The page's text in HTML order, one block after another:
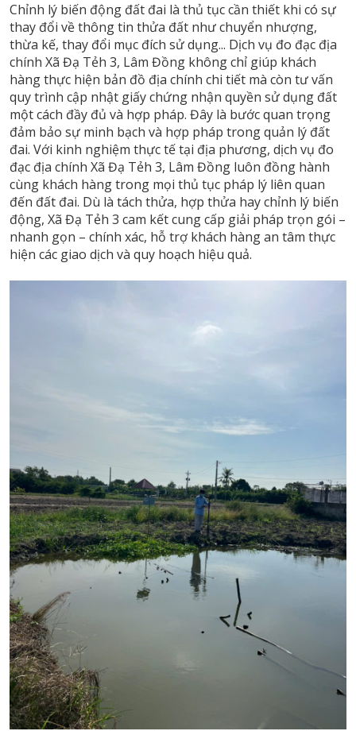
Chỉnh lý biến động đất đai là thủ tục cần thiết khi có sự
thay đổi về thông tin thửa đất như chuyển nhượng,
thừa kế, thay đổi mục đích sử dụng... Dịch vụ đo đạc địa
chính Xã Đạ Tẻh 3, Lâm Đồng không chỉ giúp khách
hàng thực hiện bản đồ địa chính chi tiết mà còn tư vấn
quy trình cập nhật giấy chứng nhận quyền sử dụng đất
một cách đầy đủ và hợp pháp. Đây là bước quan trọng
đảm bảo sự minh bạch và hợp pháp trong quản lý đất
đai. Với kinh nghiệm thực tế tại địa phương, dịch vụ đo
đạc địa chính Xã Đạ Tẻh 3, Lâm Đồng luôn đồng hành
cùng khách hàng trong mọi thủ tục pháp lý liên quan
đến đất đai. Dù là tách thửa, hợp thửa hay chỉnh lý biến
động, Xã Đạ Tẻh 3 cam kết cung cấp giải pháp trọn gói –
nhanh gọn – chính xác, hỗ trợ khách hàng an tâm thực
hiện các giao dịch và quy hoạch hiệu quả.